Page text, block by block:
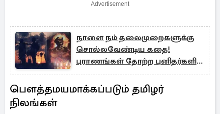
Advertisement
நாளை நம் தலைமுறைகளுக்கு
சொல்லவேண்டிய கதை!
புராணங்கள் தோற்ற புனிதர்களின்
வரலாறு
பௌத்தமயமாக்கப்படும் தமிழர்
நிலங்கள்